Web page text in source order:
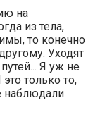
на
из тела,
то конечно
Уходят
Я уж не
только то,
наблюдали